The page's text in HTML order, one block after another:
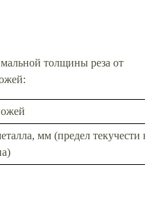
толщины реза от
мм (предел текучести не